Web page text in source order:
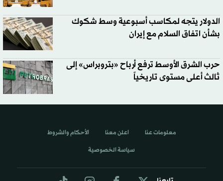
الدولار يتجه لمكاسب أسبوعية وسط شكوك
بشأن اتفاق السلام مع إيران
حرب الشرق الأوسط ترفع أرباح «بتروبراس» إلى
ثالث أعلى مستوى تاريخياً
معلومات عنا اعلن معنا الأحكام والشروط
سياسة الخصوصية